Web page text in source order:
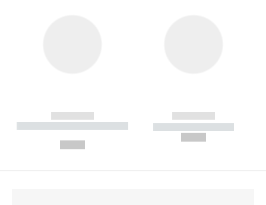
------------
----------- ----------- --------
------------
----------- -----------